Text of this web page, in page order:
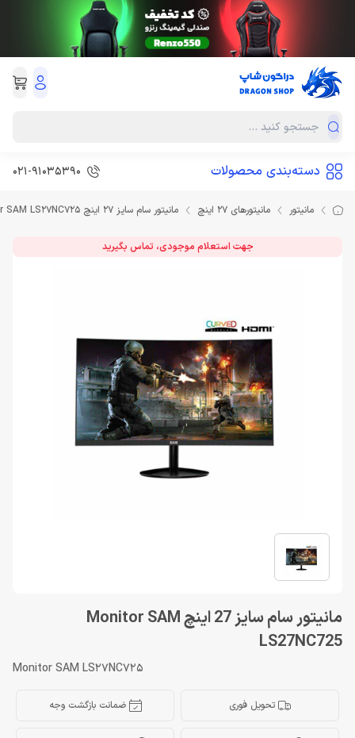
دسته‌بندی محصولات 021-91035390
مانیتور مانیتورهای 27 اینچ مانیتور سام سایز 27 اینچ Monitor SAM LS27NC725
جهت استعلام موجودی، تماس بگیرید
مانیتور سام سایز 27 اینچ Monitor SAM
LS27NC725
Monitor SAM LS27NC725
تحویل فوری ضمانت بازگشت وجه